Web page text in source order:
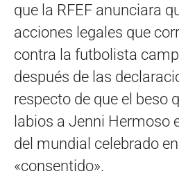
que la RFEF anunciara
acciones legales que
contra la futbolista
después de las
respecto de que el beso
labios a Jenni Hermoso
del mundial celebrado
«consentido».